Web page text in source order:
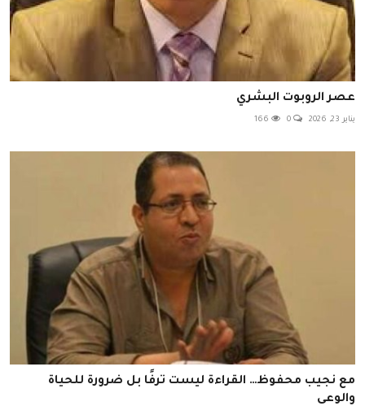
عصر الروبوت البشري
يناير 23, 2026
مع نجيب محفوظ… القراءة ليست ترفًا بل ضرورة للحياة
والوعى